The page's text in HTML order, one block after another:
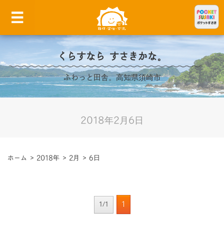
くらすなら すさきかな。
ふわっと田舎。高知県須崎市
2018年2月6日
ホーム > 2018年 > 2月 > 6日
1/1 1